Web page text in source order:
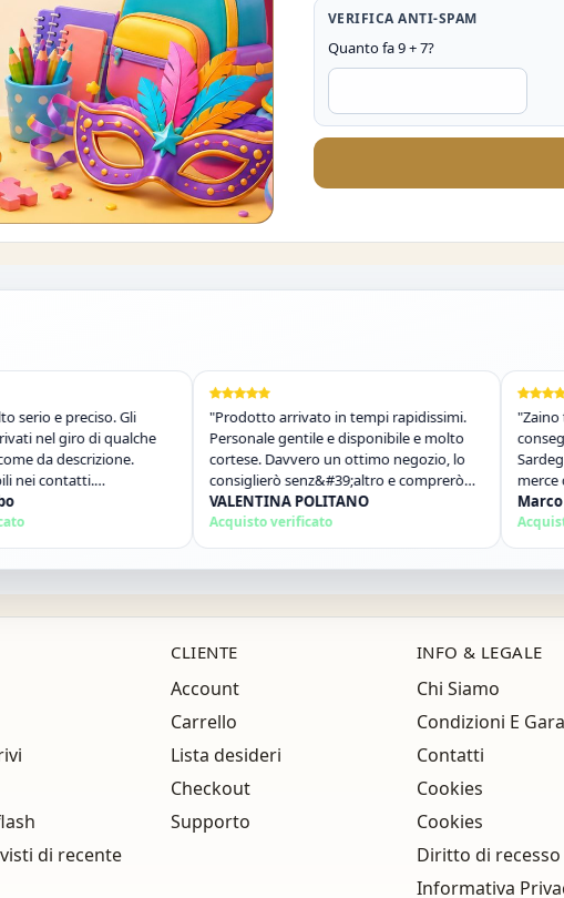
VERIFICA ANTI-SPAM
Quanto fa 9 + 7?
e preciso. Gli
giro di qualche
descrizione.
"Prodotto arrivato in tempi rapidissimi.
Personale gentile e disponibile e molto
cortese. Davvero un ottimo negozio, lo
consiglierò senz&#39;altro e comprerò
ancora!"
VALENTINA POLITANO
Acquisto verificato
"Zaino
merce come
ottimo...sito
Marco
Acquisto
di recente
CLIENTE
Account
Carrello
Lista desideri
Checkout
Supporto
INFO & LEGALE
Chi Siamo
Condizioni E
Contatti
Cookies
Cookies
Diritto di recesso
Informativa